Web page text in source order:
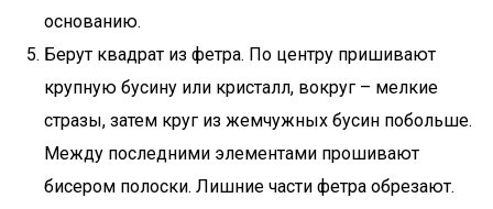
основанию.
Берут квадрат из фетра. По центру пришивают
крупную бусину или кристалл, вокруг – мелкие
стразы, затем круг из жемчужных бусин побольше.
Между последними элементами прошивают
бисером полоски. Лишние части фетра обрезают.